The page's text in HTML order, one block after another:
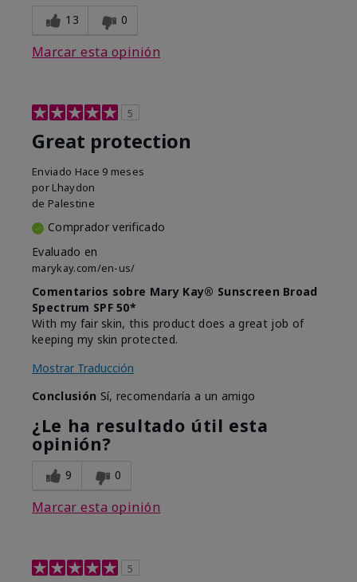
13 0
Marcar esta opinión
5
Great protection
Enviado Hace 9 meses
por Lhaydon
de Palestine
Comprador verificado
Evaluado en
marykay.com/en-us/
Comentarios sobre Mary Kay® Sunscreen Broad
Spectrum SPF 50*
With my fair skin, this product does a great job of
keeping my skin protected.
Mostrar Traducción
Conclusión Sí, recomendaría a un amigo
¿Le ha resultado útil esta
opinión?
9 0
Marcar esta opinión
5